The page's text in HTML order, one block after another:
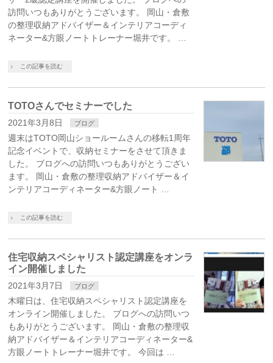
訪問いつもありがとうございます。 岡山・倉敷
の整理収納アドバイザー＆インテリアコーディ
ネーター&方眼ノートトレーナー堀井です。 …
この記事を読む
TOTOさんでセミナーでした
2021年3月8日 ブログ
週末はTOTO岡山ショールームさんの移転1周年
記念イベントで、収納セミナーをさせて頂きま
した。 ブログへの訪問いつもありがとうござい
ます。 岡山・倉敷の整理収納アドバイザー＆イ
ンテリアコーディネーター&方眼ノート …
この記事を読む
住宅収納スペシャリスト認定講座をオンラ
イン開催しました
2021年3月7日 ブログ
木曜日は、住宅収納スペシャリスト認定講座を
オンライン開催しました。 ブログへの訪問いつ
もありがとうございます。 岡山・倉敷の整理収
納アドバイザー＆インテリアコーディネーター&
方眼ノートトレーナー堀井です。 今回は …